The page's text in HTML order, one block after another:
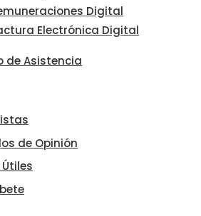
Digital
Electrónica Digital
de Asistencia
de Opinión